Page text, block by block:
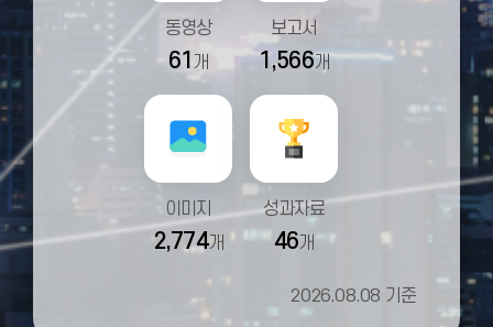
동영상
61 개
이미지
2,774개
보고서
1,566개
성과자료
46개
2026.08.08 기준